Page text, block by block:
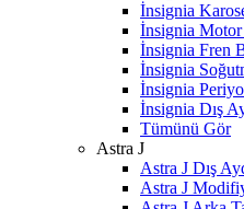
İnsignia
İnsignia Motor
İnsignia Fren
İnsignia
İnsignia
İnsignia Dış
Tümünü Gör
Astra J
Astra J Dış
Astra J